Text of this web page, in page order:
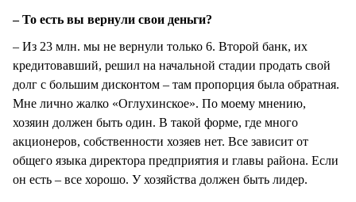
– То есть вы вернули свои деньги?
– Из 23 млн. мы не вернули только 6. Второй банк, их
кредитовавший, решил на начальной стадии продать свой
долг с большим дисконтом – там пропорция была обратная.
Мне лично жалко «Оглухинское». По моему мнению,
хозяин должен быть один. В такой форме, где много
акционеров, собственности хозяев нет. Все зависит от
общего языка директора предприятия и главы района. Если
он есть – все хорошо. У хозяйства должен быть лидер.